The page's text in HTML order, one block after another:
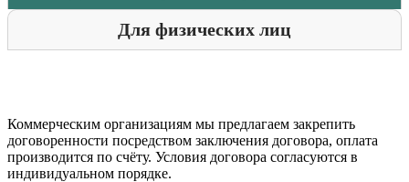
Для физических лиц
Коммерческим организациям мы предлагаем закрепить
договоренности посредством заключения договора, оплата
производится по счёту. Условия договора согласуются в
индивидуальном порядке.